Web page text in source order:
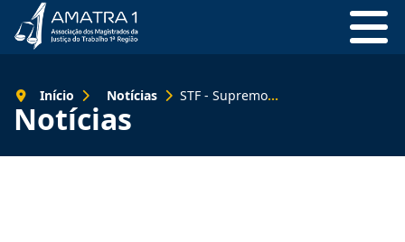
Notícias
Início Notícias STF - Supremo conclui julgamento que apontou competência concorrente do CNJ para investigar juízes